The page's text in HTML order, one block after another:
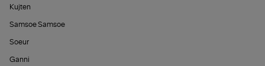
Kujten
Samsoe Samsoe
Soeur
Ganni